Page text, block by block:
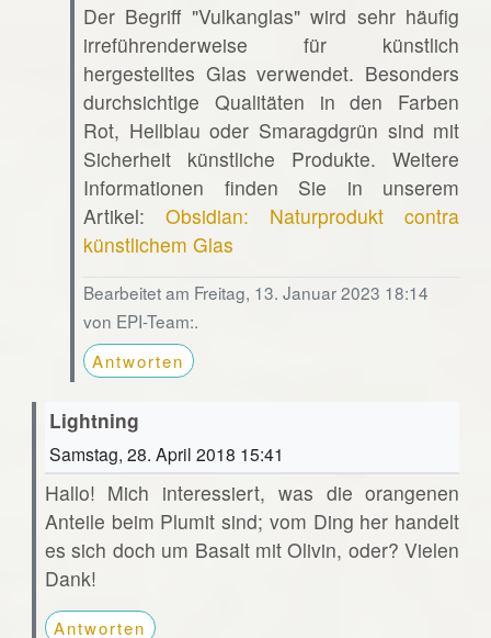
Der Begriff "Vulkanglas" wird sehr häufig
irreführenderweise für künstlich
hergestelltes Glas verwendet. Besonders
durchsichtige Qualitäten in den Farben
Rot, Hellblau oder Smaragdgrün sind mit
Sicherheit künstliche Produkte. Weitere
Informationen finden Sie in unserem
Artikel:Obsidian: Naturprodukt contra
künstlichem Glas
Bearbeitet am Freitag, 13. Januar 2023 18:14
von EPI-Team:.
Antworten
Lightning
Samstag, 28. April 2018 15:41
Hallo! Mich interessiert, was die orangenen
Anteile beim Plumit sind; vom Ding her handelt
es sich doch um Basalt mit Olivin, oder? Vielen
Dank!
Antworten